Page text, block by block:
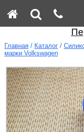
Главная/ Каталог/
марки Volkswagen